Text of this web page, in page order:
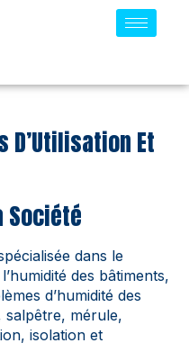
D’Utilisation Et
Société
dans le
des bâtiments,
d’humidité des
salpêtre, mérule,
isolation et